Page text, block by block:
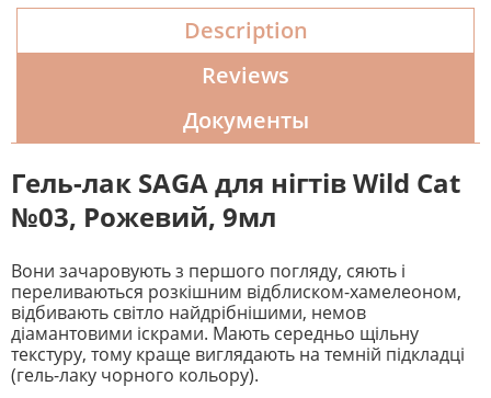
Description
Reviews
Документы
Гель-лак SAGA для нігтів Wild Cat
№03, Рожевий, 9мл
Вони зачаровують з першого погляду, сяють і
переливаються розкішним відблиском-хамелеоном,
відбивають світло найдрібнішими, немов
діамантовими іскрами. Мають середньо щільну
текстуру, тому краще виглядають на темній підкладці
(гель-лаку чорного кольору).